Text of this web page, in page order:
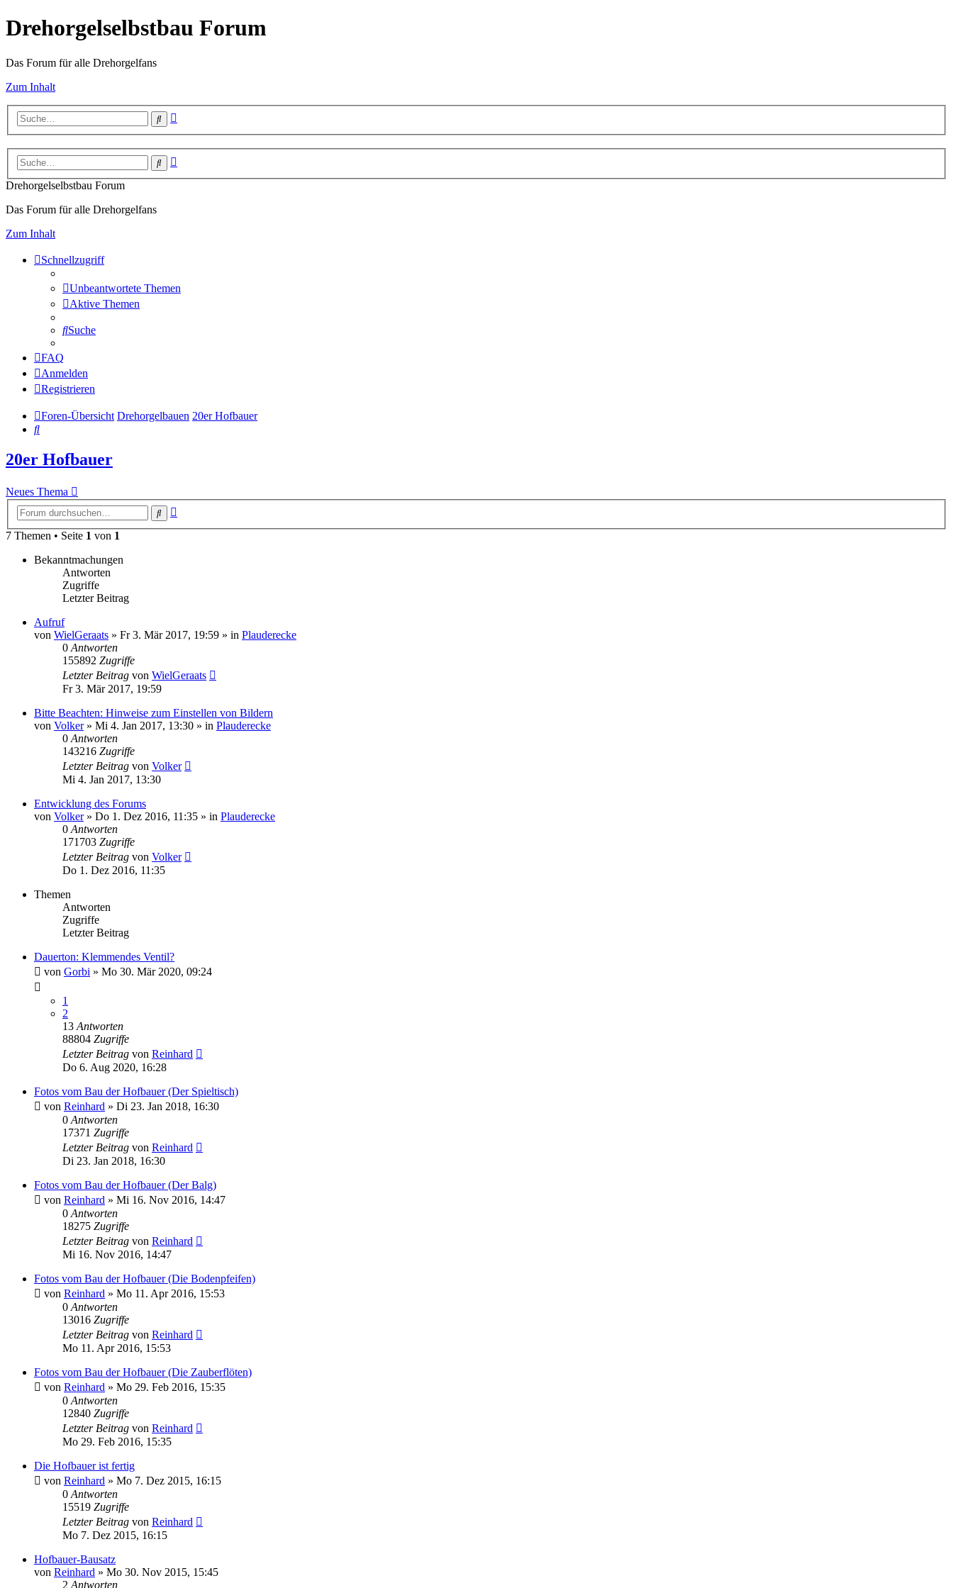
Drehorgelselbstbau Forum
Das Forum für alle Drehorgelfans
Zum Inhalt
Suche
Suche
Drehorgelselbstbau Forum
Das Forum für alle Drehorgelfans
Zum Inhalt
Schnellzugriff
Unbeantwortete Themen
Aktive Themen
Suche
FAQ
Anmelden
Registrieren
Foren-Übersicht Drehorgelbauen 20er Hofbauer
Suche
20er Hofbauer
Neues Thema
Suche
7 Themen • Seite 1 von 1
Bekanntmachungen
Antworten
Zugriffe
Letzter Beitrag
Aufruf
von WielGeraats » Fr 3. Mär 2017, 19:59 » in Plauderecke
0Antworten
155892 Zugriffe
Letzter Beitrag von WielGeraats
Fr 3. Mär 2017, 19:59
Bitte Beachten: Hinweise zum Einstellen von Bildern
von Volker» Mi 4. Jan 2017, 13:30 » in Plauderecke
0Antworten
143216 Zugriffe
Letzter Beitrag von Volker
Mi 4. Jan 2017, 13:30
Entwicklung des Forums
von Volker» Do 1. Dez 2016, 11:35 » in Plauderecke
0Antworten
171703 Zugriffe
Letzter Beitrag von Volker
Do 1. Dez 2016, 11:35
Themen
Antworten
Zugriffe
Letzter Beitrag
Dauerton: Klemmendes Ventil?
von Gorbi » Mo 30. Mär 2020, 09:24
1
2
13Antworten
88804 Zugriffe
Letzter Beitrag von Reinhard
Do 6. Aug 2020, 16:28
Fotos vom Bau der Hofbauer (Der Spieltisch)
von Reinhard » Di 23. Jan 2018, 16:30
0Antworten
17371 Zugriffe
Letzter Beitrag von Reinhard
Di 23. Jan 2018, 16:30
Fotos vom Bau der Hofbauer (Der Balg)
von Reinhard » Mi 16. Nov 2016, 14:47
0Antworten
18275 Zugriffe
Letzter Beitrag von Reinhard
Mi 16. Nov 2016, 14:47
Fotos vom Bau der Hofbauer (Die Bodenpfeifen)
von Reinhard » Mo 11. Apr 2016, 15:53
0Antworten
13016 Zugriffe
Letzter Beitrag von Reinhard
Mo 11. Apr 2016, 15:53
Fotos vom Bau der Hofbauer (Die Zauberflöten)
von Reinhard » Mo 29. Feb 2016, 15:35
0Antworten
12840 Zugriffe
Letzter Beitrag von Reinhard
Mo 29. Feb 2016, 15:35
Die Hofbauer ist fertig
von Reinhard » Mo 7. Dez 2015, 16:15
0Antworten
15519 Zugriffe
Letzter Beitrag von Reinhard
Mo 7. Dez 2015, 16:15
Hofbauer-Bausatz
von Reinhard » Mo 30. Nov 2015, 15:45
2 Antworten